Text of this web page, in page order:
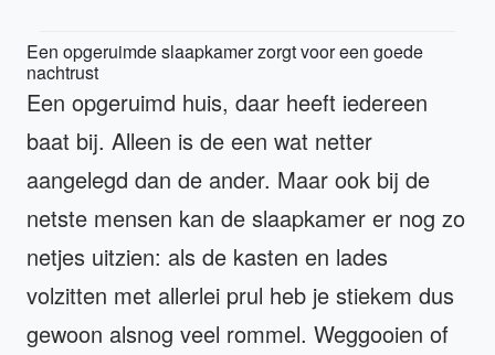
Een opgeruimde slaapkamer zorgt voor een goede
nachtrust
Een opgeruimd huis, daar heeft iedereen
baat bij. Alleen is de een wat netter
aangelegd dan de ander. Maar ook bij de
netste mensen kan de slaapkamer er nog zo
netjes uitzien: als de kasten en lades
volzitten met allerlei prul heb je stiekem dus
gewoon alsnog veel rommel. Weggooien of